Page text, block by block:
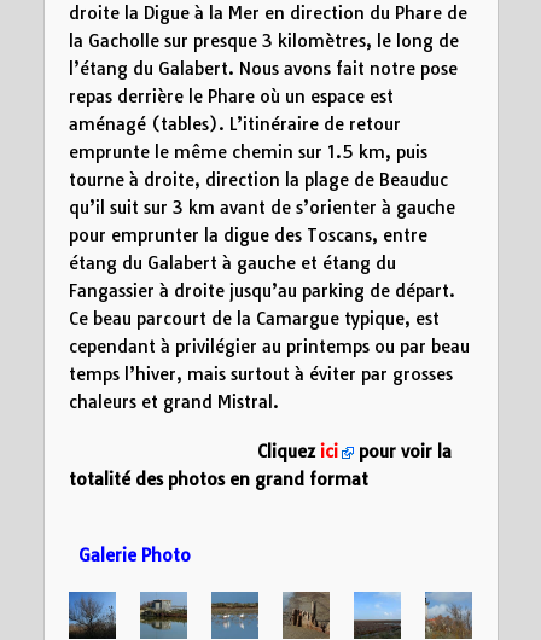
droite la Digue à la Mer en direction du Phare de
la Gacholle sur presque 3 kilomètres, le long de
l’étang du Galabert. Nous avons fait notre pose
repas derrière le Phare où un espace est
aménagé (tables). L’itinéraire de retour
emprunte le même chemin sur 1.5 km, puis
tourne à droite, direction la plage de Beauduc
qu’il suit sur 3 km avant de s’orienter à gauche
pour emprunter la digue des Toscans, entre
étang du Galabert à gauche et étang du
Fangassier à droite jusqu’au parking de départ.
Ce beau parcourt de la Camargue typique, est
cependant à privilégier au printemps ou par beau
temps l’hiver, mais surtout à éviter par grosses
chaleurs et grand Mistral.
Cliquezici
pour voir la
totalité des photos en grand format
Galerie Photo